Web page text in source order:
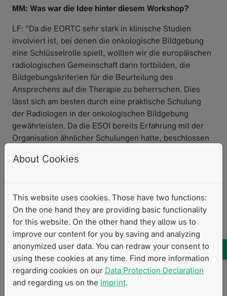
MM: Was war die Idee hinter diesem Workshop?
LF: "Da die EORTC sehr stark in klinische Studien
involviert ist, bei denen die onkologische Bildgebung
eine Schlüsselrolle spielt, wollten wir die europäischen
radiologischen Gemeinschaft darin fortbilden, die
Bildgebungskriterien für die Beurteilung des
Ansprechens auf die Therapie zu beherrschen. Dies
lässt sich am besten durch eine praktische Schulung
der Radiologen in der onkologischen Bildgebung
gewährleisten. Da die ESOI bereits Erfahrung mit der
Organisation ähnlicher Schulungen hatte, beschlossen
veranstalten, der sich zu einer erfolgreichen jährlichen
MM: Was ist der Hauptzweck und der Wert solcher
Workshops?
LF: "Der Hauptzweck dieser Workshops besteht darin,
die einheitliche Anwendung und Interpretation der
Kriterien in ganz Europa und darüber hinaus zu fördern
und die gesamte radiologische Gemeinschaft, die sich
mit onkologischer Bildgebung befasst, auf das
erwartete Qualitätsniveau zu bringen. Der wertvollste
About Cookies
This website uses cookies. Those have two functions:
On the one hand they are providing basic functionality
for this website. On the other hand they allow us to
improve our content for you by saving and analyzing
anonymized user data. You can redraw your consent to
using these cookies at any time. Find more information
regarding cookies on our Data Protection Declaration
and regarding us on the Imprint.